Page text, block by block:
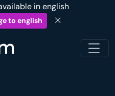
in english
to english